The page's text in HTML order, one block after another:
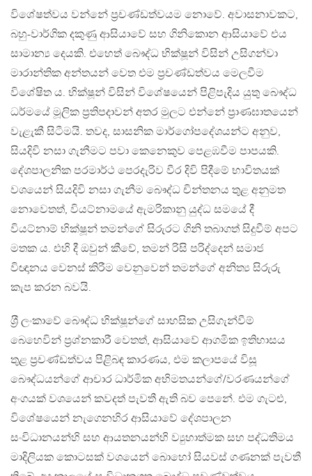
විශේෂත්වය වන්නේ ප‍්‍රචණ්ඩත්වයම නොවේ. අවාසනාවකට,
බහු-වාර්ගික දකුණු ආසියාවේ සහ ගිනිකොන ආසියාවේ එය
සාමාන්‍ය දෙයකි. එහෙත් බෞද්ධ භික්ෂූන් විසින් උසිගන්වා
මාරාන්තික අන්තයන් වෙත එම ප‍්‍රචණ්ඩත්වය මෙලවීම
විශේෂිත ය. භික්ෂූන් විසින් විශේෂයෙන් පිළිපැදිය යුතු බෞද්ධ
ධර්මයේ මූලික ප‍්‍රතිපදාවන් අතර මුලට එන්නේ ප‍්‍රාණඝාතයෙන්
වැළැකී සිටීමයි. තවද, සාසනික මාර්ගෝපදේශයන්ට අනුව,
සියදිවි නසා ගැනීමට පවා කෙනෙකුව පෙළඹවීම පාපයකි.
දේශපාලනික පරමාර්ථ පෙරදැරිව වීර දිවි පිදීමේ භාවිතයක්
වශයෙන් සියදිවි නසා ගැනීම බෞද්ධ චින්තනය තුළ අනුමත
නොවෙතත්, වියට්නාමයේ ඇමරිකානු යුද්ධ සමයේ දී
වියට්නාම් භික්ෂූන් තමන්ගේ සිරුරට ගිනි තබාගත් සිදුවීම් අපට
මතක ය. එහි දී ඔවුන් කීවේ, තමන් රිසි පරිද්දෙන් සමාජ
විඥානය වෙනස් කිරීම වෙනුවෙන් තමන්ගේ අනිත්‍ය සිරුරු
කැප කරන බවයි.
ශ‍්‍රී ලංකාවේ බෞද්ධ භික්ෂූන්ගේ සාහසික උසිගැන්වීම්
බෙහෙවින් ප‍්‍රශ්නකාරී වෙතත්, ආසියාවේ ආගමික ඉතිහාසය
තුළ ප‍්‍රචණ්ඩත්වය පිළිබඳ කාරණය, එම කලාපයේ විසූ
බෞද්ධයන්ගේ ආචාර ධාර්මික අභිමතයන්ගේ/වරණයන්ගේ
අංගයක් වශයෙන් කවදත් පැවතී ඇති බව පෙනේ. එම ගැටළු,
විශේෂයෙන් නැගෙනහිර ආසියාවේ දේශපාලන
සංවිධානයන්හි සහ ආයතනයන්හි ව්‍යුහාත්මක සහ පද්ධතිමය
මාදිලියක කොටසක් වශයෙන් බොහෝ සියවස් ගණනක් පැවතී